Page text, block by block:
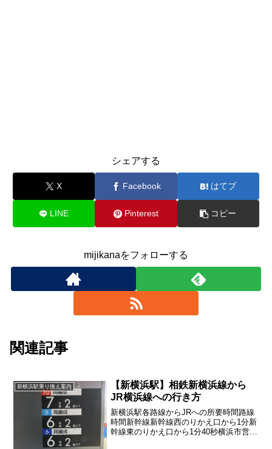
シェアする
X Facebook はてブ
LINE Pinterest コピー
mijikanaをフォローする
関連記事
新横浜駅乗り換え案内
【新横浜駅】相鉄新横浜線から
JR横浜線への行き方
新横浜駅各路線からJRへの所要時間路線
時間新幹線新幹線西のりかえ口から1分新
幹線東のりかえ口から1分40秒横浜市営地